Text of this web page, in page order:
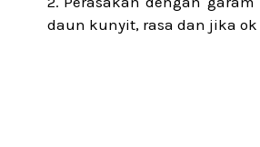
daun kunyit, rasa dan jika